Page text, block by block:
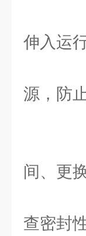
伸入运
源，防
3.
间、更
查密封